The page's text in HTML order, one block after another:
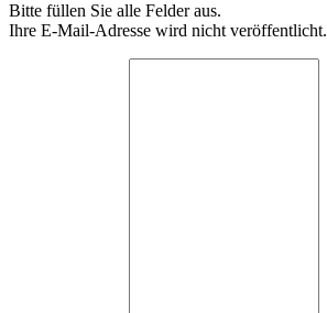
Bitte füllen Sie alle Felder aus.
Ihre E-Mail-Adresse wird nicht veröffentlicht.